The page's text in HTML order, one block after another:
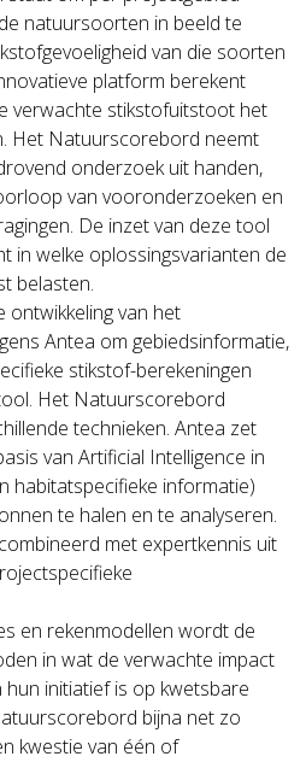
natuursoorten in beeld te
van die soorten
platform berekent
verwachte stikstofuitstoot het
Het Natuurscorebord neemt
onderzoek uit handen,
van vooronderzoeken en
De inzet van deze tool
in welke oplossingsvarianten de
belasten.
ontwikkeling van het
Antea om gebiedsinformatie,
stikstof-berekeningen
Het Natuurscorebord
technieken. Antea zet
van Artificial Intelligence in
habitatspecifieke informatie)
te halen en te analyseren.
met expertkennis uit
en rekenmodellen wordt de
in wat de verwachte impact
initiatief is op kwetsbare
bijna net zo
kwestie van één of